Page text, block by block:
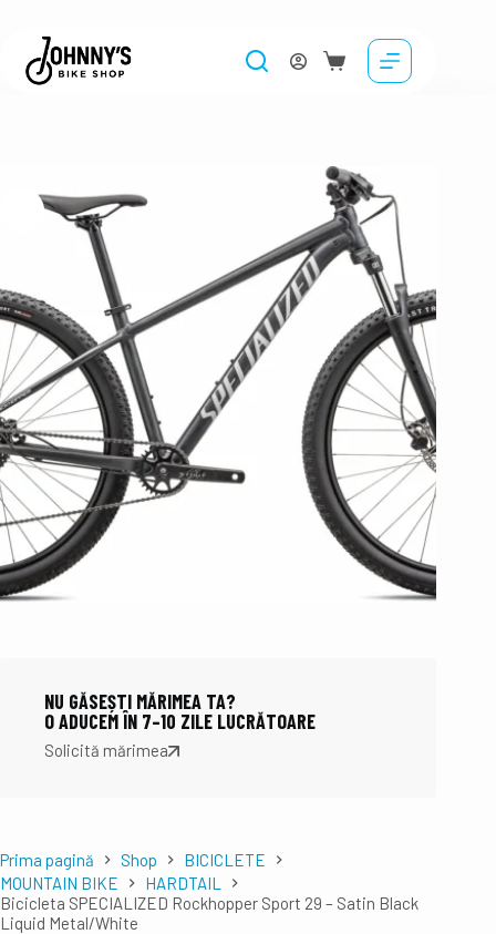
3,749.00lei Selectează opțiunile
NU GĂSEȘTI MĂRIMEA TA?
O ADUCEM ÎN 7–10 ZILE LUCRĂTOARE
Solicită mărimea
Prima pagină Shop
BICICLETE
MOUNTAIN BIKE
HARDTAIL
Bicicleta SPECIALIZED Rockhopper Sport 29 – Satin Black
Liquid Metal/White